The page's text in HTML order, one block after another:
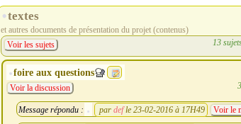
textes
et autres documents de présentation du projet (contenus)
13
Voir les sujets
foire aux questions
Voir la discussion
Message répondu : par def le 23-02-2016 à 17H49 Voir le